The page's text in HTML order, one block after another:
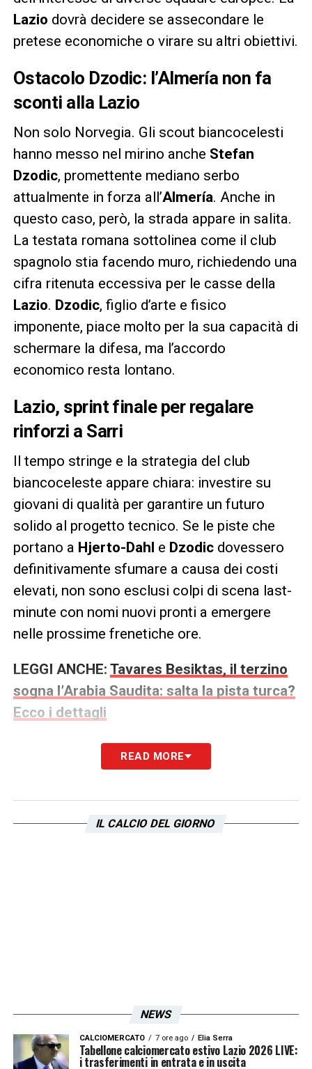
Lazio dovrà decidere se assecondare le
pretese economiche o virare su altri obiettivi.
Ostacolo Dzodic: l’Almería non fa
sconti alla Lazio
Non solo Norvegia. Gli scout biancocelesti
hanno messo nel mirino anche Stefan
Dzodic, promettente mediano serbo
attualmente in forza all’Almería. Anche in
questo caso, però, la strada appare in salita.
La testata romana sottolinea come il club
spagnolo stia facendo muro, richiedendo una
cifra ritenuta eccessiva per le casse della
Lazio. Dzodic, figlio d’arte e fisico
imponente, piace molto per la sua capacità di
schermare la difesa, ma l’accordo
economico resta lontano.
Lazio, sprint finale per regalare
rinforzi a Sarri
Il tempo stringe e la strategia del club
biancoceleste appare chiara: investire su
giovani di qualità per garantire un futuro
solido al progetto tecnico. Se le piste che
portano a Hjerto-Dahl e Dzodicdovessero
definitivamente sfumare a causa dei costi
elevati, non sono esclusi colpi di scena last-
minute con nomi nuovi pronti a emergere
nelle prossime frenetiche ore.
LEGGI ANCHE: Tavares Besiktas, il terzino
sogna l’Arabia Saudita: salta la pista turca?
Ecco i dettagli
READ MORE
IL CALCIO DEL GIORNO
NEWS
CALCIOMERCATO 7 ore ago Elia Serra
Tabellone calciomercato estivo Lazio 2026 LIVE:
i trasferimenti in entrata e in uscita